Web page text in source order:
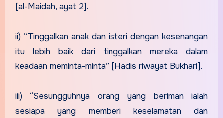
[al-Maidah, ayat 2].
ii) “Tinggalkan anak dan isteri dengan kesenangan
itu lebih baik dari tinggalkan mereka dalam
keadaan meminta-minta” [Hadis riwayat Bukhari].
iii) “Sesungguhnya orang yang beriman ialah
sesiapa yang memberi keselamatan dan